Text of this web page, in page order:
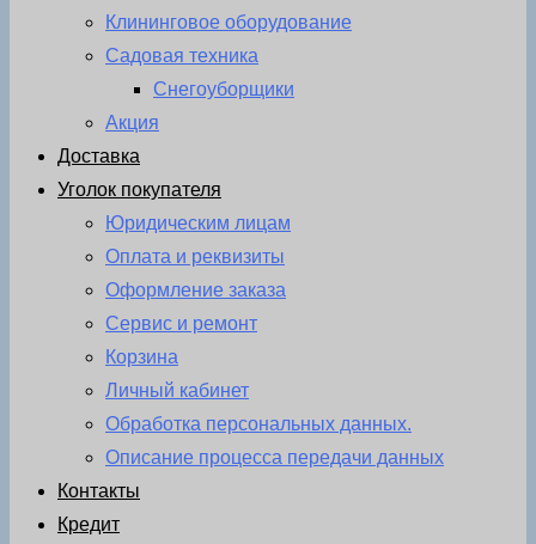
Клининговое оборудование
Садовая техника
Снегоуборщики
Акция
Доставка
Уголок покупателя
Юридическим лицам
Оплата и реквизиты
Оформление заказа
Сервис и ремонт
Корзина
Личный кабинет
Обработка персональных данных.
Описание процесса передачи данных
Контакты
Кредит